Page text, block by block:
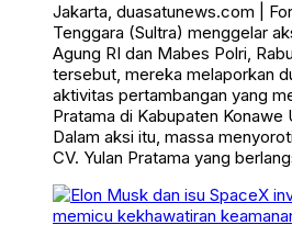
Jakarta, duasatunews.com |
Tenggara (Sultra) menggelar
Agung RI dan Mabes Polri,
tersebut, mereka melaporkan
aktivitas pertambangan yang
Pratama di Kabupaten Konawe
Dalam aksi itu, massa
CV. Yulan Pratama yang